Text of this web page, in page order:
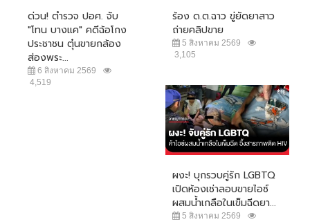
ด่วน! ตำรวจ ปอศ. จับ
"โทน บางแค" คดีฉ้อโกง
ประชาชน ตุ๋นขายกล้อง
ส่องพระ...
6 สิงหาคม 2569
4,519
ร้อง ด.ต.ฉาว ขู่ยัดยาสาว
ถ่ายคลิปขาย
5 สิงหาคม 2569
3,105
ผงะ! บุกรวบคู่รัก LGBTQ
เปิดห้องเช่าลอบขายไอซ์
ผสมน้ำเกลือในเข็มฉีดยา...
5 สิงหาคม 2569